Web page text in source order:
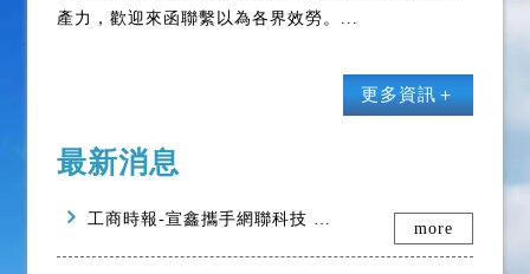
產力，歡迎來函聯繫以為各界效勞。
更多資訊＋
最新消息
工商時報-宣鑫攜手網聯科技 推出TGM IoT空壓機遠端售服平台
more